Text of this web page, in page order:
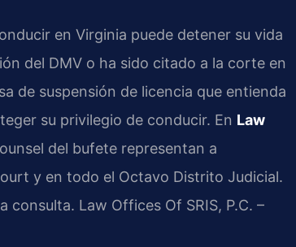
en Virginia puede detener su vida
del DMV o ha sido citado a la corte en
de suspensión de licencia que entienda
su privilegio de conducir. En Law
del bufete representan a
y en todo el Octavo Distrito Judicial.
consulta. Law Offices Of SRIS, P.C. –